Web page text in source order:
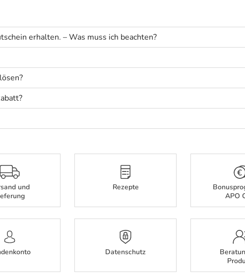
erhalten. – Was muss ich beachten?
und
Rezepte
APO
Datenschutz